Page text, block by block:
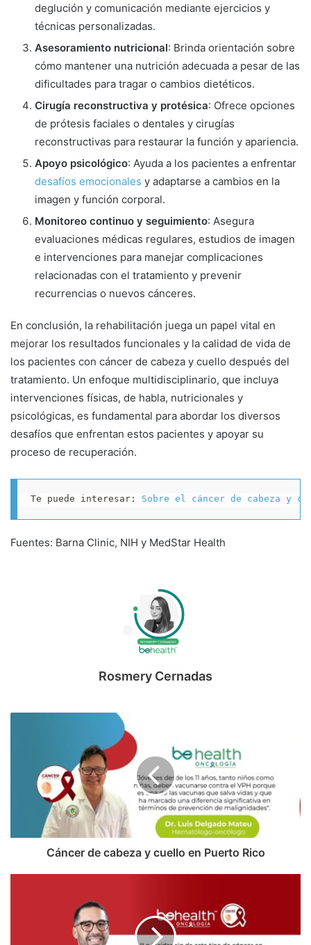
deglución y comunicación mediante ejercicios y
técnicas personalizadas.
Asesoramiento nutricional: Brinda orientación sobre
cómo mantener una nutrición adecuada a pesar de las
dificultades para tragar o cambios dietéticos.
Cirugía reconstructiva y protésica: Ofrece opciones
de prótesis faciales o dentales y cirugías
reconstructivas para restaurar la función y apariencia.
Apoyo psicológico: Ayuda a los pacientes a enfrentar
desafíos emocionales y adaptarse a cambios en la
imagen y función corporal.
Monitoreo continuo y seguimiento: Asegura
evaluaciones médicas regulares, estudios de imagen
e intervenciones para manejar complicaciones
relacionadas con el tratamiento y prevenir
recurrencias o nuevos cánceres.
En conclusión, la rehabilitación juega un papel vital en
mejorar los resultados funcionales y la calidad de vida de
los pacientes con cáncer de cabeza y cuello después del
tratamiento. Un enfoque multidisciplinario, que incluya
intervenciones físicas, de habla, nutricionales y
psicológicas, es fundamental para abordar los diversos
desafíos que enfrentan estos pacientes y apoyar su
proceso de recuperación.
Te puede interesar: Sobre el cáncer de cabeza y
Fuentes: Barna Clinic, NIH y MedStar Health
Rosmery Cernadas
Cáncer de cabeza y cuello en Puerto Rico